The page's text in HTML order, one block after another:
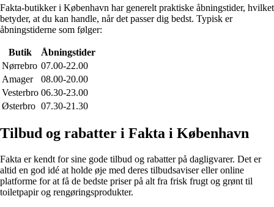
Fakta-butikker i København har generelt praktiske åbningstider, hvilket
betyder, at du kan handle, når det passer dig bedst. Typisk er
åbningstiderne som følger:
Butik
Åbningstider
Nørrebro 07.00-22.00
Amager
08.00-20.00
Vesterbro 06.30-23.00
Østerbro 07.30-21.30
Tilbud og rabatter i Fakta i København
Fakta er kendt for sine gode tilbud og rabatter på dagligvarer. Det er
altid en god idé at holde øje med deres tilbudsaviser eller online
platforme for at få de bedste priser på alt fra frisk frugt og grønt til
toiletpapir og rengøringsprodukter.